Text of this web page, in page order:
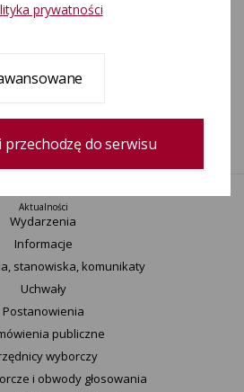
Aktualności
Wydarzenia
Informacje
stanowiska, komunikaty
Uchwały
Postanowienia
publiczne
wyborczy
i obwody głosowania
prywatności
przechodzę do serwisu